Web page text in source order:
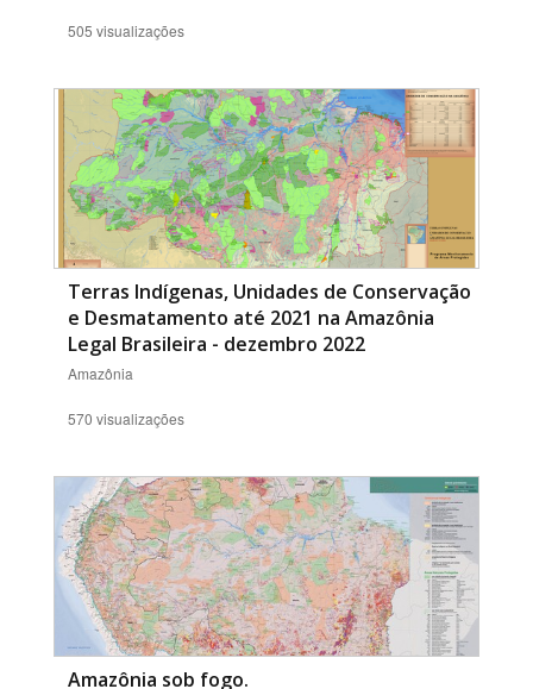
505 visualizações
Terras Indígenas, Unidades de Conservação
e Desmatamento até 2021 na Amazônia
Legal Brasileira - dezembro 2022
Amazônia
570 visualizações
Amazônia sob fogo.